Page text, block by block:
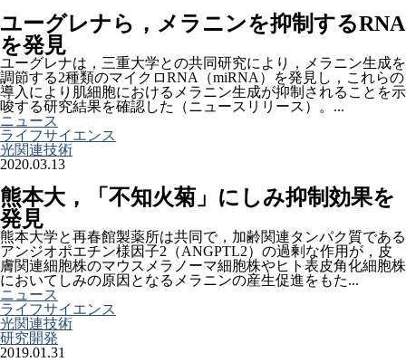
ユーグレナら，メラニンを抑制するRNA
を発見
ユーグレナは，三重大学との共同研究により，メラニン生成を
調節する2種類のマイクロRNA（miRNA）を発見し，これらの
導入により肌細胞におけるメラニン生成が抑制されることを示
唆する研究結果を確認した（ニュースリリース）。...
ニュース
ライフサイエンス
光関連技術
2020.03.13
熊本大，「不知火菊」にしみ抑制効果を
発見
熊本大学と再春館製薬所は共同で，加齢関連タンパク質である
アンジオポエチン様因子2（ANGPTL2）の過剰な作用が，皮
膚関連細胞株のマウスメラノーマ細胞株やヒト表皮角化細胞株
においてしみの原因となるメラニンの産生促進をもた...
ニュース
ライフサイエンス
光関連技術
研究開発
2019.01.31